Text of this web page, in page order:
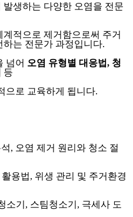
발생하는 다양한 오염을 전문
적으로 제거함으로써 주거
는 전문가 과정입니다.
넘어 오염 유형별 대응법, 청
등
으로 교육하게 됩니다.
, 오염 제거 원리와 청소 절
용법, 위생 관리 및 주거환경
소기 , 스팀청소기 , 극세사 도